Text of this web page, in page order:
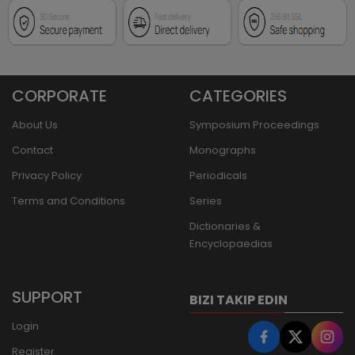
CORPORATE
About Us
Contact
Privacy Policy
Terms and Conditions
CATEGORIES
Symposium Proceedings
Monographs
Periodicals
Series
Dictionaries &
Encyclopaedias
SUPPORT
Login
Register
BIZI TAKIP EDIN